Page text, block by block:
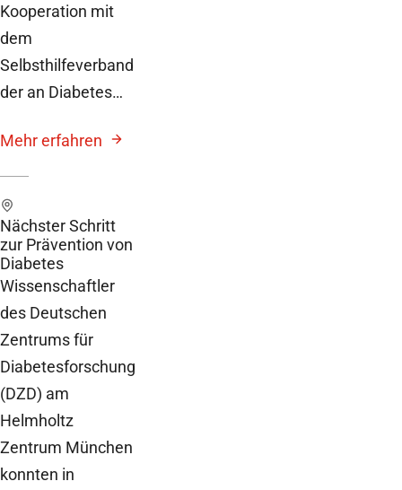
Kooperation mit
dem
Selbsthilfeverband
der an Diabetes…
Mehr erfahren
Nächster Schritt
zur Prävention von
Diabetes
Wissenschaftler
des Deutschen
Zentrums für
Diabetesforschung
(DZD) am
Helmholtz
Zentrum München
konnten in